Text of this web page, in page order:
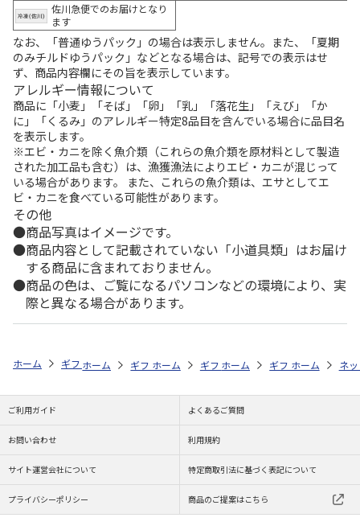
佐川急便でのお届けとなり
ます
なお、「普通ゆうパック」の場合は表示しません。また、「夏期
のみチルドゆうパック」などとなる場合は、記号での表示はせ
ず、商品内容欄にその旨を表示しています。
アレルギー情報について
商品に「小麦」「そば」「卵」「乳」「落花生」「えび」「か
に」「くるみ」のアレルギー特定8品目を含んでいる場合に品目名
を表示します。
※エビ・カニを除く魚介類（これらの魚介類を原材料として製造
された加工品も含む）は、漁獲漁法によりエビ・カニが混じって
いる場合があります。 また、これらの魚介類は、エサとしてエ
ビ・カニを食べている可能性があります。
その他
商品写真はイメージです。
商品内容として記載されていない「小道具類」はお届け
する商品に含まれておりません。
商品の色は、ご覧になるパソコンなどの環境により、実
際と異なる場合があります。
ホーム ギフトストア お中元・夏ギフト特集 2026 お菓子・スイーツ
ホーム ギフトストア お中元・夏ギフト特集 2026
ホーム ギフトストア お中元・夏ギフト
ホーム ギフトストア お
ホーム ネ
ご利用ガイド よくあるご質問
お問い合わせ 利用規約
サイト運営会社について 特定商取引法に基づく表記について
プライバシーポリシー 商品のご提案はこちら